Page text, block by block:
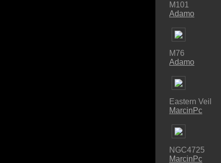
M101
Adamo
M76
Adamo
Eastern Veil
MarcinPc
NGC4725
MarcinPc